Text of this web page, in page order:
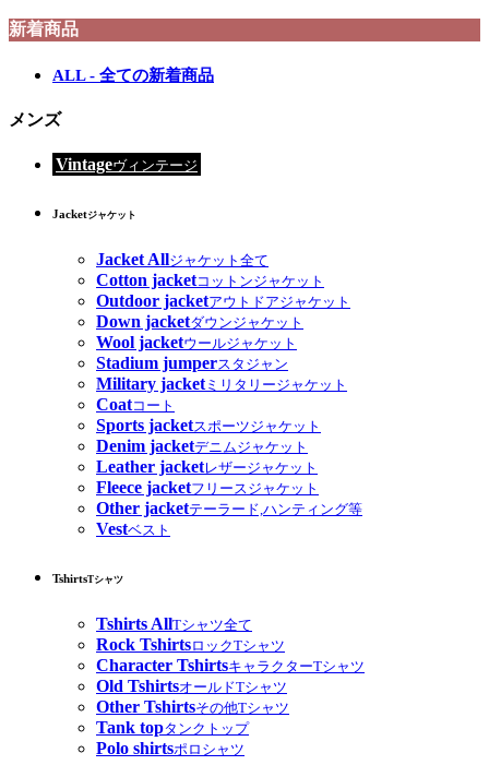
新着商品
ALL - 全ての新着商品
メンズ
Vintageヴィンテージ
Jacketジャケット
Jacket Allジャケット全て
Cotton jacketコットンジャケット
Outdoor jacketアウトドアジャケット
Down jacketダウンジャケット
Wool jacketウールジャケット
Stadium jumperスタジャン
Military jacketミリタリージャケット
Coatコート
Sports jacketスポーツジャケット
Denim jacketデニムジャケット
Leather jacketレザージャケット
Fleece jacketフリースジャケット
Other jacketテーラード,ハンティング等
Vestベスト
TshirtsTシャツ
Tshirts AllTシャツ全て
Rock TshirtsロックTシャツ
Character TshirtsキャラクターTシャツ
Old TshirtsオールドTシャツ
Other Tshirtsその他Tシャツ
Tank topタンクトップ
Polo shirtsポロシャツ